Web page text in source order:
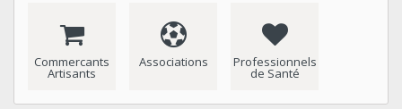
Commercants
Artisants
Associations Professionnels
de Santé